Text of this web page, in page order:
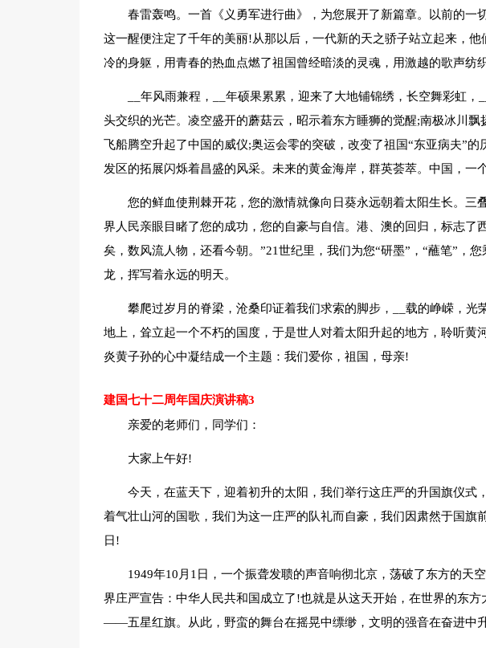
春雷轰鸣。一首《义勇军进行曲》，为您展开了新篇章。以前的一
这一醒便注定了千年的美丽!从那以后，一代新的天之骄子站立起来，
冷的身躯，用青春的热血点燃了祖国曾经暗淡的灵魂，用激越的歌声纺
__年风雨兼程，__年硕果累累，迎来了大地铺锦绣，长空舞彩虹
头交织的光芒。凌空盛开的蘑菇云，昭示着东方睡狮的觉醒;南极冰川
飞船腾空升起了中国的威仪;奥运会零的突破，改变了祖国“东亚病夫”
发区的拓展闪烁着昌盛的风采。未来的黄金海岸，群英荟萃。中国，一
您的鲜血使荆棘开花，您的激情就像向日葵永远朝着太阳生长。三
界人民亲眼目睹了您的成功，您的自豪与自信。港、澳的回归，标志了
矣，数风流人物，还看今朝。”21世纪里，我们为您“研墨”，“蘸笔”，
龙，挥写着永远的明天。
攀爬过岁月的脊梁，沧桑印证着我们求索的脚步，__载的峥嵘，光
地上，耸立起一个不朽的国度，于是世人对着太阳升起的地方，聆听黄
炎黄子孙的心中凝结成一个主题：我们爱你，祖国，母亲!
建国七十二周年国庆演讲稿3
亲爱的老师们，同学们：
大家上午好!
今天，在蓝天下，迎着初升的太阳，我们举行这庄严的升国旗仪式
着气壮山河的国歌，我们为这一庄严的队礼而自豪，我们因肃然于国旗
日!
1949年10月1日，一个振聋发聩的声音响彻北京，荡破了东方的天
界庄严宣告：中华人民共和国成立了!也就是从这天开始，在世界的东
——五星红旗。从此，野蛮的舞台在摇晃中缥缈，文明的强音在奋进中升